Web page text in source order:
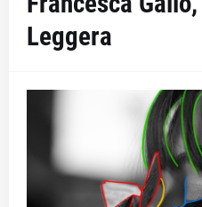
Leggera